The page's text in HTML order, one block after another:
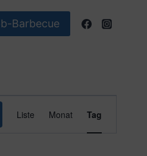
Barbecue
Liste Monat Tag